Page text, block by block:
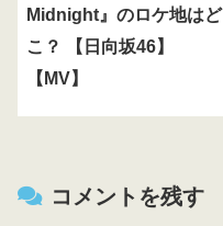
Midnight』のロケ地はど
こ？ 【日向坂46】
【MV】
コメントを残す